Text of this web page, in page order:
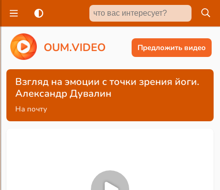
OUM.VIDEO Предложить видео
Взгляд на эмоции с точки зрения йоги.
Александр Дувалин
На почту